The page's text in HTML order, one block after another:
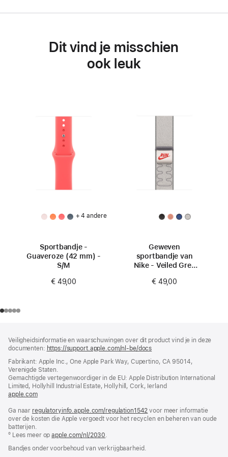
Dit vind je misschien
ook leuk
+ 4 andere
Sportbandje -
Guaveroze (42 mm) -
S/M
€ 49,00
Geweven
sportbandje van
Nike - Veiled Grey
€ 49,00
Veiligheidsinformatie en waarschuwingen over dit product vind je in deze
documenten: https://support.apple.com/nl-be/docs
nieuw
geopend)
Fabrikant: Apple Inc., One Apple Park Way, Cupertino, CA 95014,
Verenigde Staten.
Gemachtigde vertegenwoordiger in de EU: Apple Distribution International
Limited, Hollyhill Industrial Estate, Hollyhill, Cork, Ierland
apple.com(wordt
nieuw
venster
Ga naar regulatoryinfo.apple.com/regulation1542 (wordt
in
voor meer informatie
over de kosten die Apple vergoedt voor het recyclen en beheren van oude
batterijen.
º Lees meer opapple.com/nl/2030.
Bandjes onder voorbehoud van verkrijgbaarheid.